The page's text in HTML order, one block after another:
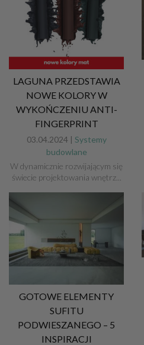
LAGUNA PRZEDSTAWIA
NOWE KOLORY W
WYKOŃCZENIU ANTI-
FINGERPRINT
03.04.2024 | Systemy
budowlane
W dynamicznie rozwijającym się
świecie projektowania wnętrz...
GOTOWE ELEMENTY
SUFITU
PODWIESZANEGO – 5
INSPIRACJI